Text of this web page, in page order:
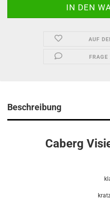
AUF
Beschreibung
Caberg